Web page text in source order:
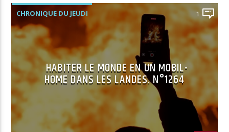
CHRONIQUE DU JEUDI 1
HABITER LE MONDE EN UN MOBIL-
HOME DANS LES LANDES. N°1264